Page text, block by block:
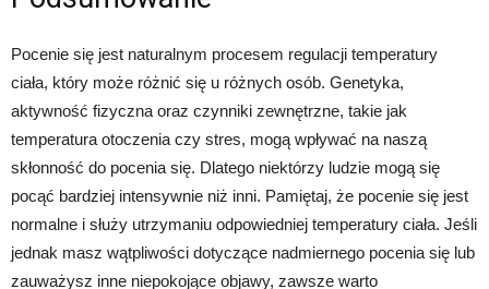
Pocenie się jest naturalnym procesem regulacji temperatury
ciała, który może różnić się u różnych osób. Genetyka,
aktywność fizyczna oraz czynniki zewnętrzne, takie jak
temperatura otoczenia czy stres, mogą wpływać na naszą
skłonność do pocenia się. Dlatego niektórzy ludzie mogą się
pocąć bardziej intensywnie niż inni. Pamiętaj, że pocenie się jest
normalne i służy utrzymaniu odpowiedniej temperatury ciała. Jeśli
jednak masz wątpliwości dotyczące nadmiernego pocenia się lub
zauważysz inne niepokojące objawy, zawsze warto